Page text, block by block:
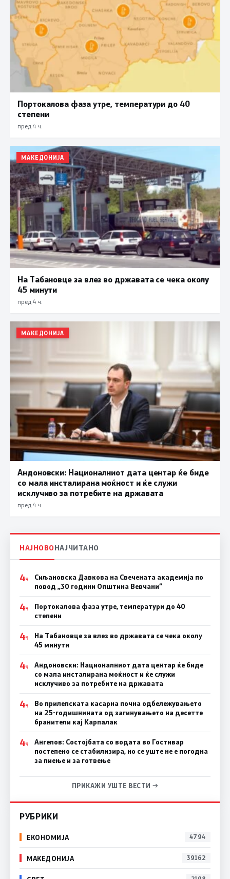
Портокалова фаза утре, температури до 40
степени
пред 4 ч.
МАКЕДОНИЈА
На Табановце за влез во државата се чека околу
45 минути
пред 4 ч.
МАКЕДОНИЈА
Андоновски: Националниот дата центар ќе биде
со мала инсталирана моќност и ќе служи
исклучиво за потребите на државата
пред 4 ч.
НАЈНОВОНАЈЧИТАНО
4Ч
Сиљановска Давкова на Свечената академија по
повод „30 години Општина Вевчани“
4Ч
Портокалова фаза утре, температури до 40
степени
4Ч
На Табановце за влез во државата се чека околу
45 минути
4Ч
Андоновски: Националниот дата центар ќе биде
со мала инсталирана моќност и ќе служи
исклучиво за потребите на државата
4Ч
Во прилепската касарна почна одбележувањето
на 25-годишнината од загинувањето на десетте
бранители кај Карпалак
4Ч
Ангелов: Состојбата со водата во Гостивар
постепено се стабилизира, но се уште не е погодна
за пиење и за готвење
ПРИКАЖИ УШТЕ ВЕСТИ →
РУБРИКИ
ЕКОНОМИЈА 4794
МАКЕДОНИЈА 39162